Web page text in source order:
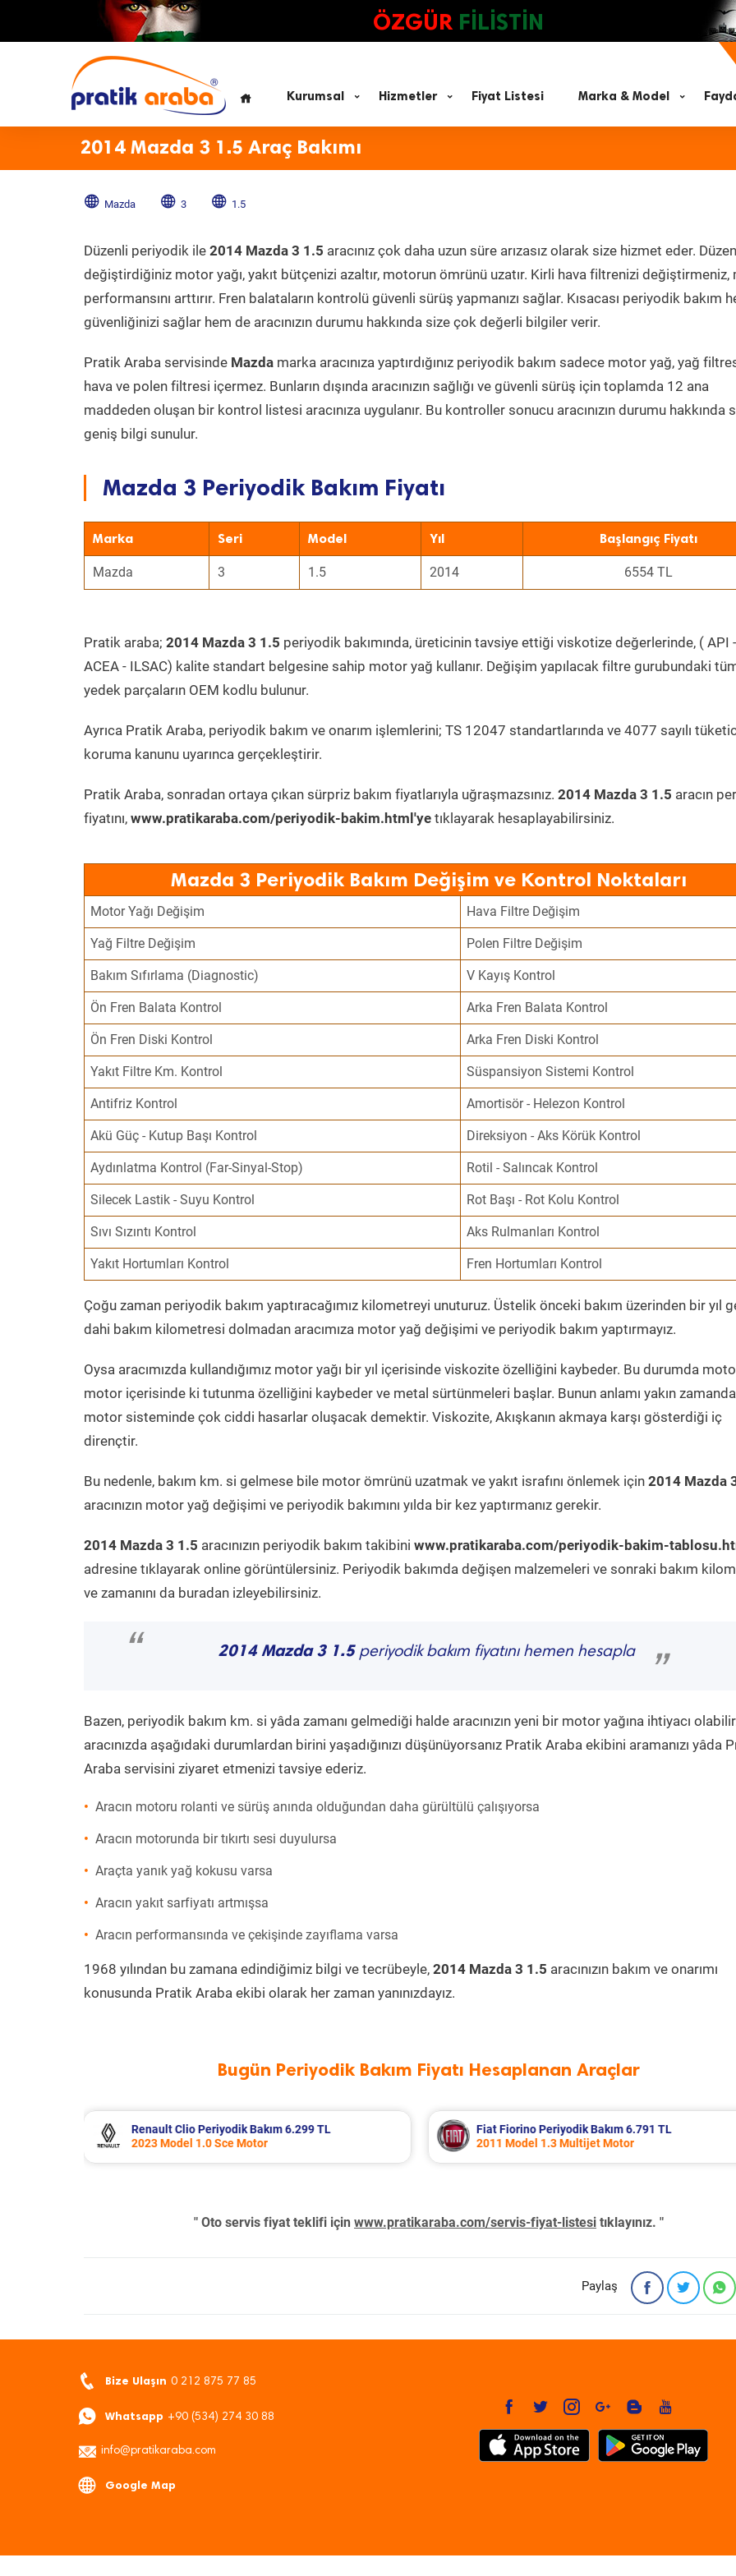
ÖZGÜR FİLİSTİN
Kurumsal Hizmetler Fiyat Listesi Marka & Model
2014 Mazda 3 1.5 Araç Bakımı
Mazda 3 1.5
Düzenli periyodik ile 2014 Mazda 3 1.5 aracınız çok daha uzun süre arızasız olarak size hizmet eder.
değiştirdiğiniz motor yağı, yakıt bütçenizi azaltır, motorun ömrünü uzatır. Kirli hava filtrenizi
performansını arttırır. Fren balataların kontrolü güvenli sürüş yapmanızı sağlar. Kısacası periyodik bakım
güvenliğinizi sağlar hem de aracınızın durumu hakkında size çok değerli bilgiler verir.
Pratik Araba servisinde Mazda marka aracınıza yaptırdığınız periyodik bakım sadece motor yağ, yağ
hava ve polen filtresi içermez. Bunların dışında aracınızın sağlığı ve güvenli sürüş için toplamda 12 ana
maddeden oluşan bir kontrol listesi aracınıza uygulanır. Bu kontroller sonucu aracınızın durumu hakkında
geniş bilgi sunulur.
Mazda 3 Periyodik Bakım Fiyatı
Marka Seri Model Yıl Başlangıç Fiyatı
Mazda 3 1.5 2014 6554 TL
Pratik araba; 2014 Mazda 3 1.5 periyodik bakımında, üreticinin tavsiye ettiği viskotize değerlerinde, ( API -
ACEA - ILSAC) kalite standart belgesine sahip motor yağ kullanır. Değişim yapılacak filtre gurubundaki
yedek parçaların OEM kodlu bulunur.
Ayrıca Pratik Araba, periyodik bakım ve onarım işlemlerini; TS 12047 standartlarında ve 4077 sayılı
koruma kanunu uyarınca gerçekleştirir.
Pratik Araba, sonradan ortaya çıkan sürpriz bakım fiyatlarıyla uğraşmazsınız. 2014 Mazda 3 1.5 aracın
fiyatını, www.pratikaraba.com/periyodik-bakim.html'ye tıklayarak hesaplayabilirsiniz.
Mazda 3 Periyodik Bakım Değişim ve Kontrol Noktaları
Motor Yağı Değişim Hava Filtre Değişim
Yağ Filtre Değişim Polen Filtre Değişim
Bakım Sıfırlama (Diagnostic) V Kayış Kontrol
Ön Fren Balata Kontrol Arka Fren Balata Kontrol
Ön Fren Diski Kontrol Arka Fren Diski Kontrol
Yakıt Filtre Km. Kontrol Süspansiyon Sistemi Kontrol
Antifriz Kontrol Amortisör - Helezon Kontrol
Akü Güç - Kutup Başı Kontrol Direksiyon - Aks Körük Kontrol
Aydınlatma Kontrol (Far-Sinyal-Stop) Rotil - Salıncak Kontrol
Silecek Lastik - Suyu Kontrol Rot Başı - Rot Kolu Kontrol
Sıvı Sızıntı Kontrol Aks Rulmanları Kontrol
Yakıt Hortumları Kontrol Fren Hortumları Kontrol
Çoğu zaman periyodik bakım yaptıracağımız kilometreyi unuturuz. Üstelik önceki bakım üzerinden bir yıl
dahi bakım kilometresi dolmadan aracımıza motor yağ değişimi ve periyodik bakım yaptırmayız.
Oysa aracımızda kullandığımız motor yağı bir yıl içerisinde viskozite özelliğini kaybeder. Bu durumda
motor içerisinde ki tutunma özelliğini kaybeder ve metal sürtünmeleri başlar. Bunun anlamı yakın zamanda
motor sisteminde çok ciddi hasarlar oluşacak demektir. Viskozite, Akışkanın akmaya karşı gösterdiği iç
dirençtir.
Bu nedenle, bakım km. si gelmese bile motor ömrünü uzatmak ve yakıt israfını önlemek için 2014 Mazda
aracınızın motor yağ değişimi ve periyodik bakımını yılda bir kez yaptırmanız gerekir.
2014 Mazda 3 1.5 aracınızın periyodik bakım takibini www.pratikaraba.com/periyodik-bakim-
adresine tıklayarak online görüntülersiniz. Periyodik bakımda değişen malzemeleri ve sonraki bakım
ve zamanını da buradan izleyebilirsiniz.
“ 2014 Mazda 3 1.5periyodik bakım fiyatını hemen hesapla
”
Bazen, periyodik bakım km. si yâda zamanı gelmediği halde aracınızın yeni bir motor yağına ihtiyacı
aracınızda aşağıdaki durumlardan birini yaşadığınızı düşünüyorsanız Pratik Araba ekibini aramanızı yâda
Araba servisini ziyaret etmenizi tavsiye ederiz.
Aracın motoru rolanti ve sürüş anında olduğundan daha gürültülü çalışıyorsa
Aracın motorunda bir tıkırtı sesi duyulursa
Araçta yanık yağ kokusu varsa
Aracın yakıt sarfiyatı artmışsa
Aracın performansında ve çekişinde zayıflama varsa
1968 yılından bu zamana edindiğimiz bilgi ve tecrübeyle, 2014 Mazda 3 1.5 aracınızın bakım ve onarımı
konusunda Pratik Araba ekibi olarak her zaman yanınızdayız.
Bugün Periyodik Bakım Fiyatı Hesaplanan Araçlar
Fiat Fiorino Periyodik Bakım 6.791 TL
2011 Model 1.3 Multijet Motor
Skoda Kamiq Periyodik Bakım 7.618 TL
2024 Model 1.0 Tsi Motor
" Oto servis fiyat teklifi için www.pratikaraba.com/servis-fiyat-listesi tıklayınız. "
Paylaş
Bize Ulaşın 0 212 875 77 85
Whatsapp +90 (534) 274 30 88
info@pratikaraba.com
Google Map